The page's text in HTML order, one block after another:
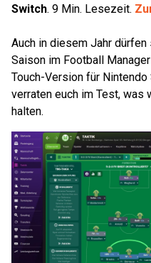
Switch. 9 Min. Lesezeit.
Auch in diesem Jahr
Saison im Football
Touch-Version für
verraten euch im Test, was
halten.